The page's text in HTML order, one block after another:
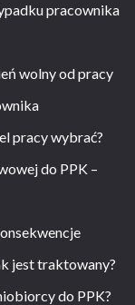
pracownika
wolny od pracy
pracy wybrać?
do PPK –
jest traktowany?
do PPK?